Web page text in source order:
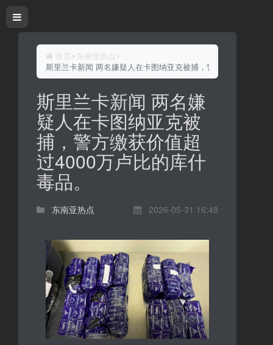
首页
东南亚热点
斯里兰卡新闻 两名嫌疑人在卡图纳亚克被捕，警方缴获价值超
斯里兰卡新闻 两名嫌
疑人在卡图纳亚克被
捕，警方缴获价值超
过4000万卢比的库什
毒品。
东南亚热点 2026-05-31 16:48